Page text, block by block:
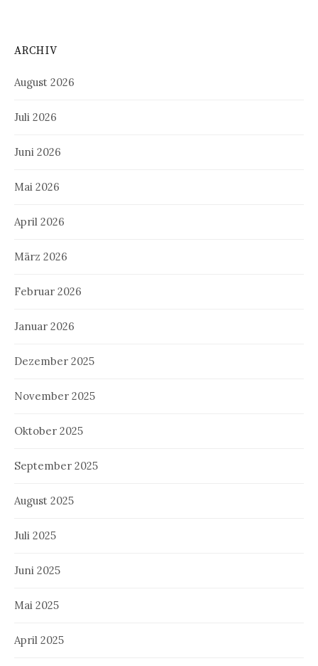
ARCHIV
August 2026
Juli 2026
Juni 2026
Mai 2026
April 2026
März 2026
Februar 2026
Januar 2026
Dezember 2025
November 2025
Oktober 2025
September 2025
August 2025
Juli 2025
Juni 2025
Mai 2025
April 2025